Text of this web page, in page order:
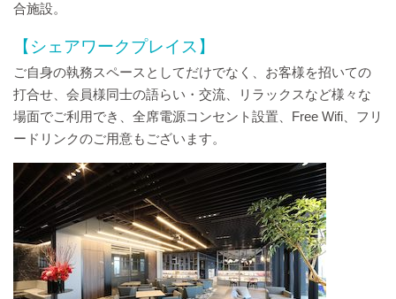
合施設。
【シェアワークプレイス】
ご自身の執務スペースとしてだけでなく、お客様を招いての
打合せ、会員様同士の語らい・交流、リラックスなど様々な
場面でご利用でき、全席電源コンセント設置、Free Wifi、フリ
ードリンクのご用意もございます。